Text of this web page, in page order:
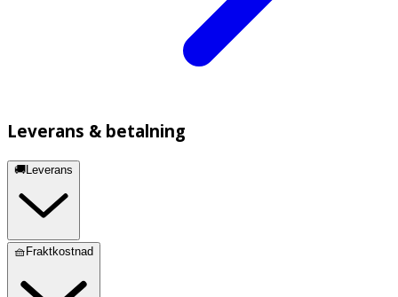
Leverans & betalning
🚚Leverans
🧺Fraktkostnad